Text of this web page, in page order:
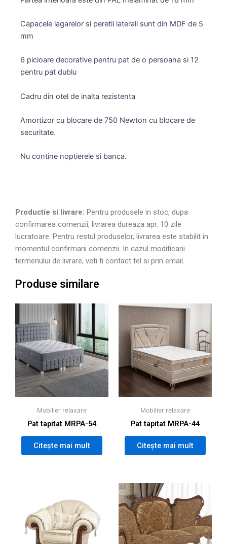
Capacele lagarelor si peretii laterali sunt din MDF de 5
mm
6 picioare decorative pentru pat de o persoana si 12
pentru pat dublu
Cadru din otel de inalta rezistenta
Amortizor cu blocare de 750 Newton cu blocare de
securitate.
Nu contine noptierele si banca.
Productie si livrare: Pentru produsele in stoc, dupa
confirmarea comenzii, livrarea dureaza apr. 10 zile
lucratoare. Pentru restul produselor, livrarea este stabilit in
momentul confirmarii comenzii. In cazul modificarii
termenului de livrare, veti fi contact tel si prin email.
Produse similare
Mobilier relaxare
Pat tapitat MRPA-54
Citește mai mult
Mobilier relaxare
Pat tapitat MRPA-44
Citește mai mult